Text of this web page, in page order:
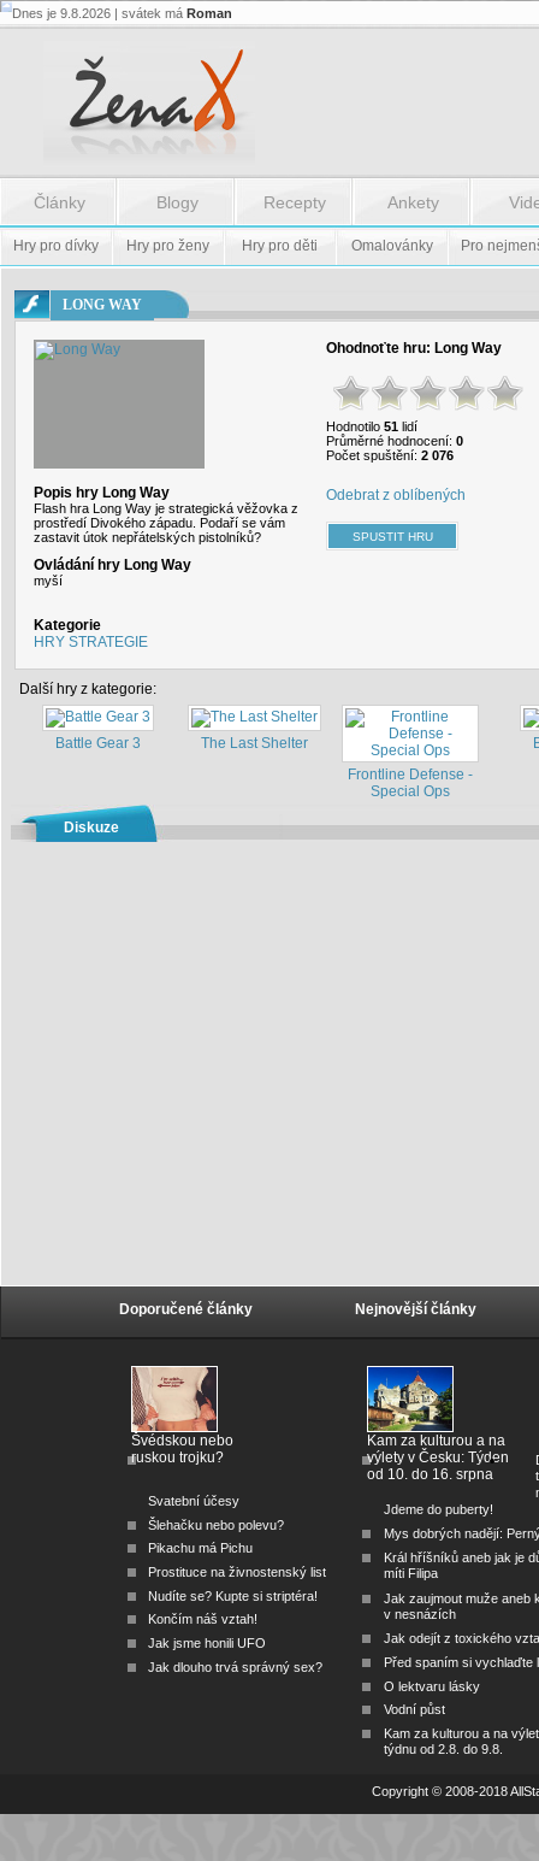
Flash.nazev
Flash.nazev
Dnes je 9.8.2026 | svátek má Roman
Články Blogy Recepty Ankety
Hry pro dívky Hry pro ženy Hry pro děti Omalovánky Pro
LONG WAY
Popis hry Long Way
Flash hra Long Way je strategická věžovka z
prostředí Divokého západu. Podaří se vám
zastavit útok nepřátelských pistolníků?
Ovládání hry Long Way
myší
Kategorie
HRY STRATEGIE
Ohodnoťte hru: Long Way
Hodnotilo 51 lidí
Průměrné hodnocení: 0
Počet spuštění: 2 076
Odebrat z oblíbených
Další hry z kategorie:
Battle Gear 3
The Last Shelter
Frontline Defense -
Special Ops
Diskuze
Doporučené články
Švédskou nebo
ruskou trojku?
Svatební účesy
Šlehačku nebo polevu?
Pikachu má Pichu
Prostituce na živnostenský list
Nudíte se? Kupte si striptéra!
Končím náš vztah!
Jak jsme honili UFO
Jak dlouho trvá správný sex?
Nejnovější články
Kam za kulturou a na
výlety v Česku: Týden
od 10. do 16. srpna
Jdeme do puberty!
Mys dobrých nadějí:
Král hříšníků aneb jak je
míti Filipa
Jak zaujmout muže aneb
v nesnázích
Jak odejít z toxického
Před spaním si vychlaďte
O lektvaru lásky
Vodní půst
Kam za kulturou a na
týdnu od 2.8. do 9.8.
Copyright © 2008-2018